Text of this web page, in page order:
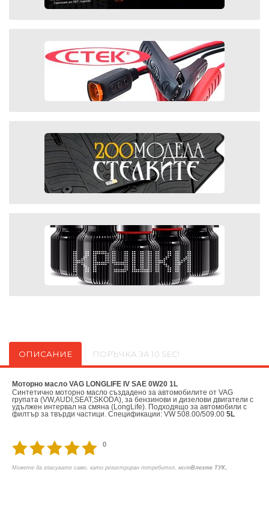
ОПИСАНИЕ ПОРЪЧКА ЗА 10 SEC!
Моторно масло VAG LONGLIFE IV SAE 0W20 1L
Синтетично моторно масло създадено за автомобилите от VAG
групата (VW,AUDI,SEAT,SKODA), за бензинови и дизелови двигатели с
удължен интервал на смяна (LongLife). Подходящо за автомобили с
филтър за твърди частици. Спецификации: VW 508.00/509.00 5L
0
Можете да гласувате само, като регистриран потребител, моляВлезте ТУК